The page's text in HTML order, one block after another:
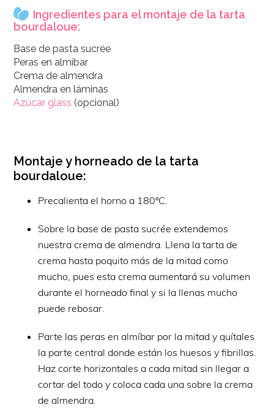
Ingredientes para el montaje de la tarta
bourdaloue:
Base de pasta sucrée
Peras en almíbar
Crema de almendra
Almendra en láminas
Azúcar glass (opcional)
Montaje y horneado de la tarta
bourdaloue:
Precalienta el horno a 180ºC.
Sobre la base de pasta sucrée extendemos
nuestra crema de almendra. Llena la tarta de
crema hasta poquito más de la mitad como
mucho, pues esta crema aumentará su volumen
durante el horneado final y si la llenas mucho
puede rebosar.
Parte las peras en almíbar por la mitad y quítales
la parte central donde están los huesos y fibrillas.
Haz corte horizontales a cada mitad sin llegar a
cortar del todo y coloca cada una sobre la crema
de almendra.